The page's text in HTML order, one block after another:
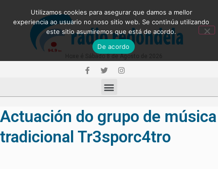
Actuación do grupo de música
tradicional Tr3sporc4tro
Utilizamos cookies para asegurar que damos a mellor
experiencia ao usuario no noso sitio web. Se continúa utilizando
este sitio asumiremos que está de acordo.
De acordo